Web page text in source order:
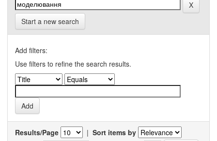
Start a new search
Add filters:
Use filters to refine the search results.
Results/Page | Sort items by